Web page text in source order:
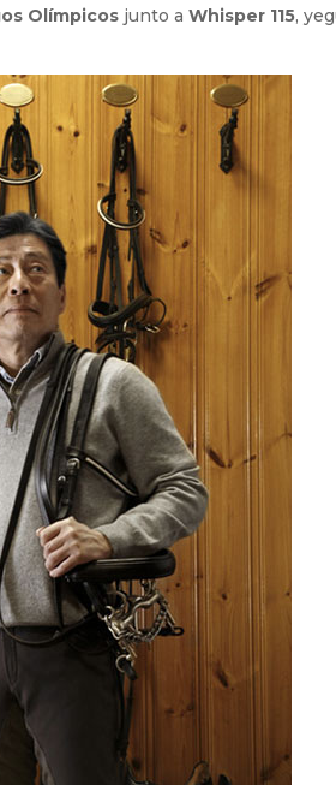
Olímpicos junto aWhisper 115,